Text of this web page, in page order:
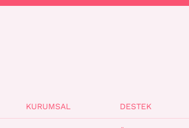
KURUMSAL DESTEK